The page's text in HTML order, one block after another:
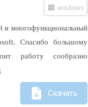
windows
и многофункциональный
Спасибо большому
работу сообразно
Скачать